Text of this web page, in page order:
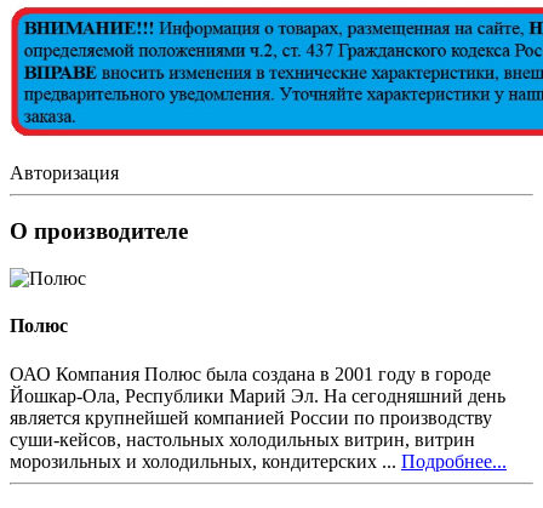
Авторизация
О производителе
Полюс
ОАО Компания Полюс была создана в 2001 году в городе
Йошкар-Ола, Республики Марий Эл. На сегодняшний день
является крупнейшей компанией России по производству
суши-кейсов, настольных холодильных витрин, витрин
морозильных и холодильных, кондитерских ... Подробнее...